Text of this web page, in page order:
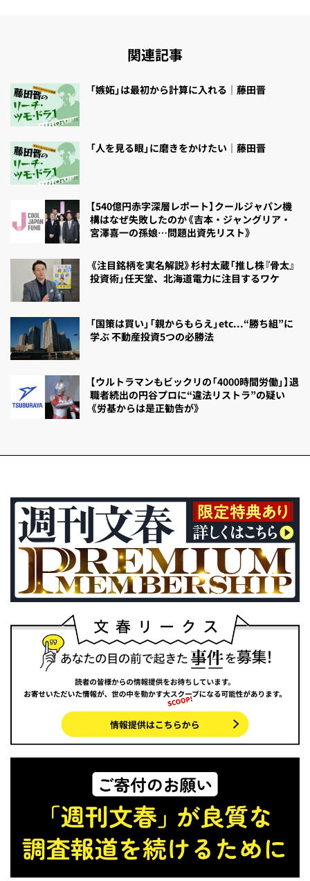
関連記事
「嫉妬」は最初から計算に入れる｜藤田晋
「人を見る眼」に磨きをかけたい｜藤田晋
【540億円赤字深層レポート】クールジャパン機
構はなぜ失敗したのか《吉本・ジャングリア・
宮澤喜一の孫娘…問題出資先リスト》
《注目銘柄を実名解説》杉村太蔵「推し株『骨太』
投資術」任天堂、北海道電力に注目するワケ
「国策は買い」「親からもらえ」etc...“勝ち組”に
学ぶ 不動産投資5つの必勝法
【ウルトラマンもビックリの「4000時間労働」】退
職者続出の円谷プロに“違法リストラ”の疑い
《労基からは是正勧告が》